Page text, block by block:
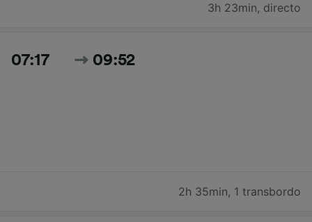
3h 23min, directo
07:17 09:52
2h 35min, 1 transbordo